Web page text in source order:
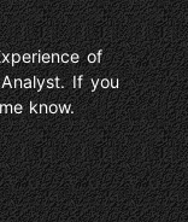
of
If you
know.